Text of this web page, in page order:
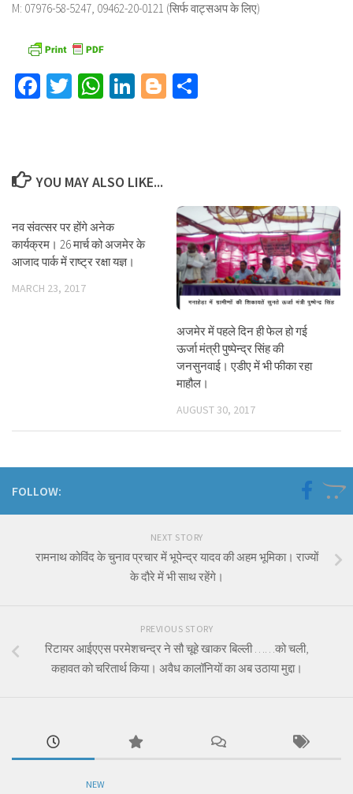
M: 07976-58-5247, 09462-20-0121 (सिर्फ वाट्सअप के लिए)
Facebook
TwitterWhatsApp
LinkedIn
Blogger
YOU MAY ALSO LIKE...
नव संवत्सर पर होंगे अनेक
कार्यक्रम। 26 मार्च को अजमेर के
आजाद पार्क में राष्ट्र रक्षा यज्ञ।
MARCH 23, 2017
अजमेर में पहले दिन ही फेल हो गई
ऊर्जा मंत्री पुष्पेन्द्र सिंह की
जनसुनवाई। एडीए में भी फीका रहा
माहौल।
AUGUST 30, 2017
FOLLOW:
NEXT STORY
रामनाथ कोविंद के चुनाव प्रचार में भूपेन्द्र यादव की अहम भूमिका। राज्यों
के दौरे में भी साथ रहेंगे।
PREVIOUS STORY
रिटायर आईएएस परमेशचन्द्र ने सौ चूहे खाकर बिल्ली ……को चली,
कहावत को चरितार्थ किया। अवैध कालॉनियों का अब उठाया मुद्दा।
NEW